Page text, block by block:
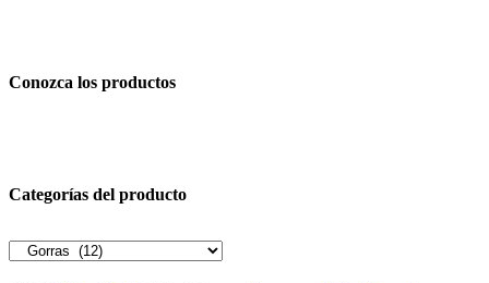
Conozca los productos
Categorías del producto